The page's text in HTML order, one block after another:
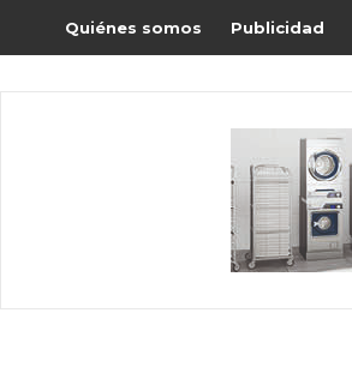
Quiénes somos Publicidad